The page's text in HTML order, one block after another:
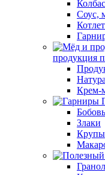
Соус,
продукция
Крем-
Злаки
Крупы